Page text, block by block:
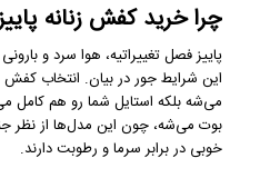
چرا خرید کفش زنانه
پاییز فصل تغییراتیه، هوا سرد و
این شرایط جور در بیان. انتخاب کفش
می‌شه بلکه استایل شما رو هم
بوت می‌شه، چون این مدل‌ها از نظر
خوبی در برابر سرما و رطوبت دارند.